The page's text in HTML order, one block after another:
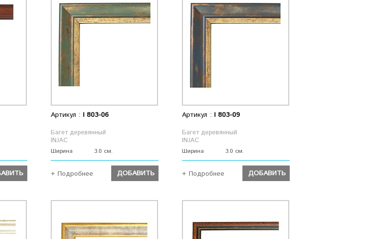
Артикул : I 803-06
Багет деревянный
INJAC
Ширина 3.0 см.
+ Подробнее ДОБАВИТЬ
Артикул : I 803-09
Багет деревянный
INJAC
Ширина 3.0 см.
+ Подробнее ДОБАВИТЬ